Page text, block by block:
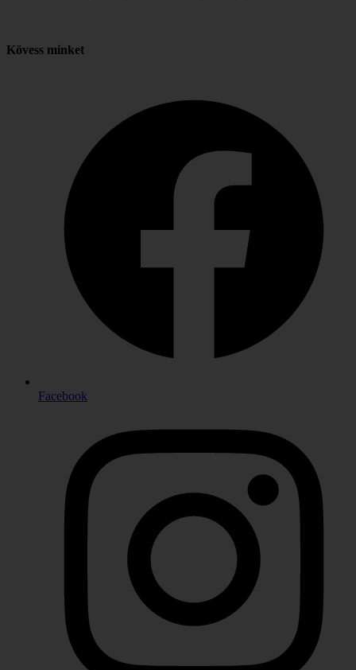
Kövess minket
Facebook